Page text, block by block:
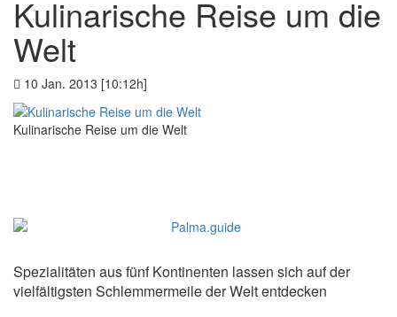
Kulinarische Reise um die
Welt
10 Jan. 2013 [10:12h]
Kulinarische Reise um die Welt
Spezialitäten aus fünf Kontinenten lassen sich auf der
vielfältigsten Schlemmermeile der Welt entdecken